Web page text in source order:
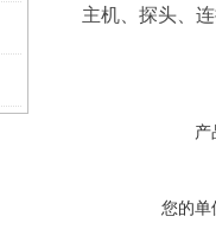
主机、探头、
产
您的单